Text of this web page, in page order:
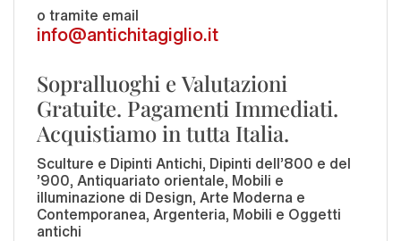
o tramite email
info@antichitagiglio.it
Sopralluoghi e Valutazioni
Gratuite. Pagamenti Immediati.
Acquistiamo in tutta Italia.
Sculture e Dipinti Antichi, Dipinti dell'800 e del
'900, Antiquariato orientale, Mobili e
illuminazione di Design, Arte Moderna e
Contemporanea, Argenteria, Mobili e Oggetti
antichi